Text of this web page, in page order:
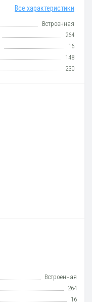
Все характеристики
Встроенная
264
16
148
230
Встроенная
264
16